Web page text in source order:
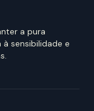
a pura
sensibilidade e